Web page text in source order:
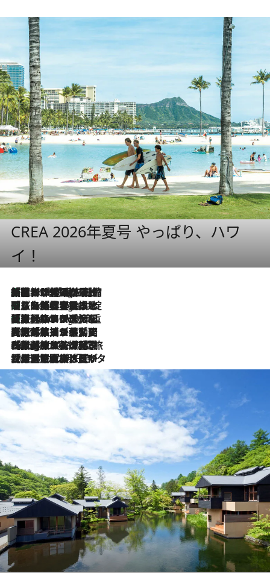
CREA 2026年夏号 やっぱり、ハワ
イ！
2 Hours Ago
「荷物が増えるほど旅ストレスは増す」美容ジャーナリストがたどり着いた最終結論。“化粧品を劇的に減らす”感動の凝縮美容とは
2 Hours Ago
「旅先には金髪ウィッグを持参」日本と同じメイクでは損してる!? 美容ジャーナリストが提案する“掟破りの旅美容”とは
2 Hours Ago
【厳選旅コスメ】「身軽さ＆UV対策重視！」ヘアアーティストshucoが選んだ夏旅ベストコスメを発表【Mサイズジップ】
2026.8.5
【厳選旅コスメ】国内をあちこち移動する河井菜摘が選んだ夏旅ベストコスメ発表！「リラックスアイテムはマスト」【Mサイズジップ】
2026.8.4
【厳選旅コスメ】「紫外線＆乾燥対策しながらメイク感も！」ヘア＆メイクGeorgeが選んだ夏旅ベストコスメを発表！【Mサイズジップ】
2026.8.3
【厳選旅コスメ】「保湿もタイパ重視！」“サウナ好き”タレント清水みさとが愛用する夏旅ベストコスメを発表！【Mサイズジップ】